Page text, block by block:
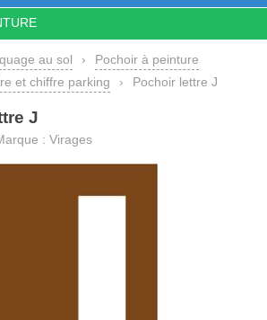
au sol ›
Pochoir à peinture
et chiffre parking › Pochoir lettre J
J
: Virages